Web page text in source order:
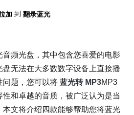
加 到 翻录蓝光
频光盘，其中包含您喜爱的电影
盘无法在大多数数字设备上直接播
问题，您可以将 蓝光转 MP3MP3
和卓越的音质，被广泛认为是当
文将介绍四款能够帮助您将蓝光